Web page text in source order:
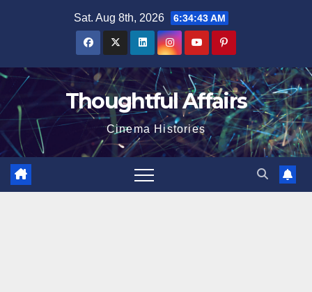
Sat. Aug 8th, 2026 6:34:44 AM
Thoughtful Affairs
Cinema Histories